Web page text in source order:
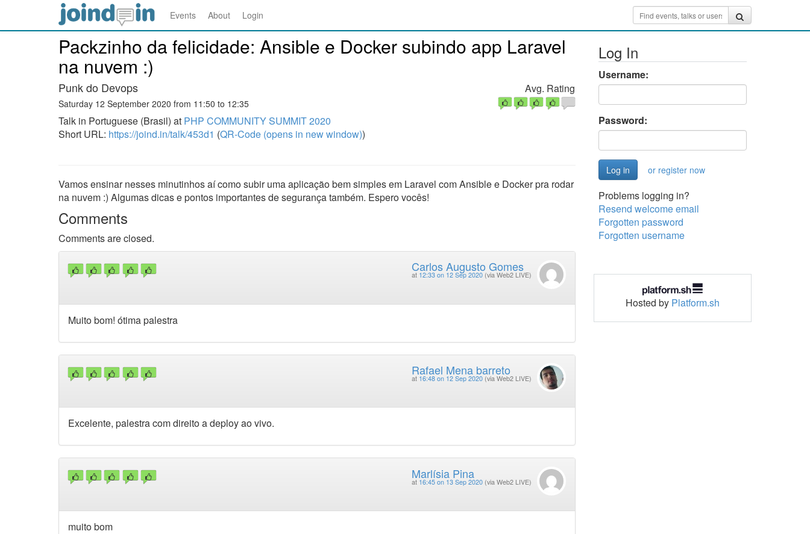
Events About Login
Packzinho da felicidade: Ansible e Docker subindo app Laravel
na nuvem :)
Punk do Devops
Saturday 12 September 2020 from 11:50 to 12:35
Talk in Portuguese (Brasil) at PHP COMMUNITY SUMMIT 2020
Short URL: https://joind.in/talk/453d1 (QR-Code (opens in new window))
Avg. Rating
Vamos ensinar nesses minutinhos aí como subir uma aplicação bem simples em Laravel com Ansible e Docker pra rodar
na nuvem :) Algumas dicas e pontos importantes de segurança também. Espero vocês!
Comments
Comments are closed.
Carlos Augusto Gomes
at 12:33 on 12 Sep 2020 (via Web2 LIVE)
Muito bom! ótima palestra
Rafael Mena barreto
at 16:48 on 12 Sep 2020 (via Web2 LIVE)
Excelente, palestra com direito a deploy ao vivo.
Marlísia Pina
at 16:45 on 13 Sep 2020 (via Web2 LIVE)
muito bom
Log In
Username:
Password:
or register now
Problems logging in?
Resend welcome email
Forgotten password
Forgotten username
Hosted by Platform.sh